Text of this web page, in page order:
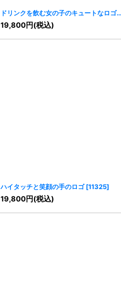
ドリンクを飲む女の子のキュートなロゴ
[11461]
19,800円(税込)
ハイタッチと笑顔の手のロゴ [11325]
19,800円(税込)